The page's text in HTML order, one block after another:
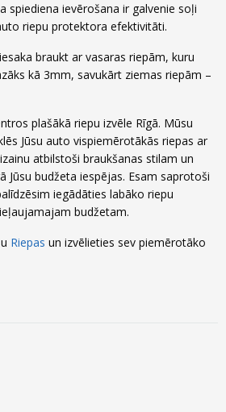
spiediena ievērošana ir galvenie soļi
riepu protektora efektivitāti.
braukt ar vasaras riepām, kuru
kā 3mm, savukārt ziemas riepām –
plašākā riepu izvēle Rīgā. Mūsu
Jūsu auto vispiemērotākās riepas ar
atbilstoši braukšanas stilam un
Jūsu budžeta iespējas. Esam saprotoši
iegādāties labāko riepu
budžetam.
Riepas un izvēlieties sev piemērotāko